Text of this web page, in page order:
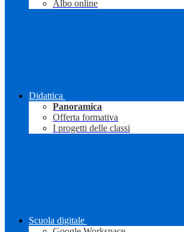
Albo online
Didattica
Panoramica
Offerta formativa
I progetti delle classi
Scuola digitale